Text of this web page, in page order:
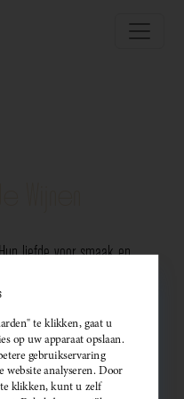
liefde voor smaak en
wijnen. Meer dan ooit
bubbels — ideaal als
match bij een
Santé!
te klikken, gaat u
op uw apparaat opslaan.
gebruikservaring
website analyseren. Door
klikken, kunt u zelf